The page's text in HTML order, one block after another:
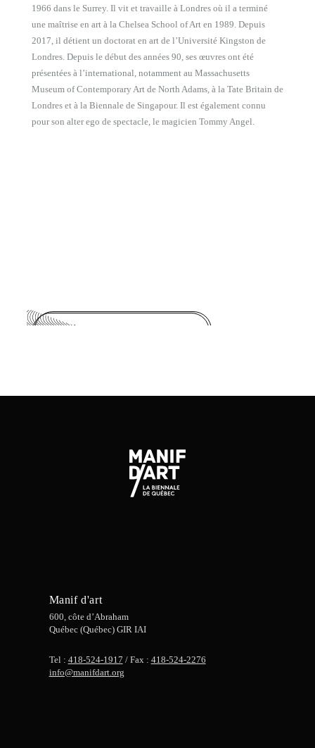
1966 dans le Surrey. Il vit et travaille à Londres où il a terminé
une maîtrise en art à la Chelsea School of Art en 1989. Depuis
2017, il détient un doctorat en art de l’Université Kingston de
Londres. Depuis le début des années 90, ses œuvres ont été
présentées à l’international, notamment au Massachusetts
Museum of Contemporary Art de North Adams, à la Tate Britain de
Londres et à la Biennale de Singapour. Il est également connu
pour son alter ego de spectacle, le magicien Tommy Angel.
Manif d'art
600, côte d’Abraham
Québec (Québec) GIR IAI
Tel : 418-524-1917 / Fax : 418-524-2276
info@manifdart.org